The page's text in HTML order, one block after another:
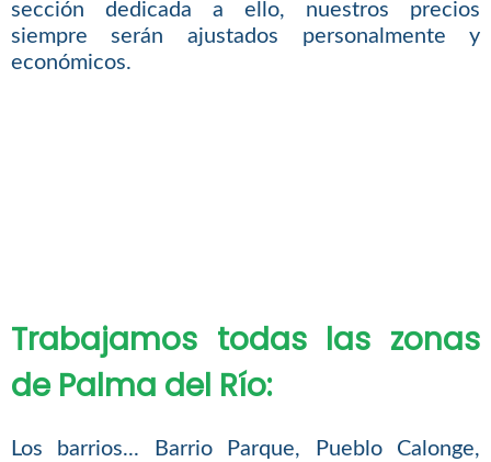
sección dedicada a ello, nuestros precios
siempre serán ajustados personalmente y
económicos.
Trabajamos todas las zonas
de Palma del Río:
Los barrios... Barrio Parque, Pueblo Calonge,